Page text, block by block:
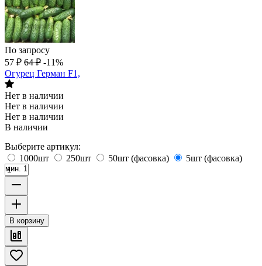
По запросу
57 ₽ 64 ₽ -11%
Огурец Герман F1,
Нет в наличии
Нет в наличии
Нет в наличии
В наличии
Выберите артикул:
1000шт
250шт 50шт (фасовка) 5шт (фасовка)
мин. 1
В корзину